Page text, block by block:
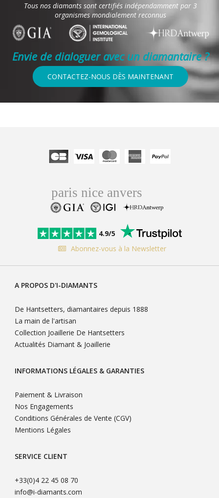
Tous nos diamants sont certifiés indépendamment par 3
organismes mondialement reconnus
Envie de dialoguer avec un diamantaire ?
CONTACTEZ-NOUS DÈS MAINTENANT
4.9/5
Abonnez-vous à la Newsletter
A PROPOS D'I-DIAMANTS
De Hantsetters, diamantaires depuis 1888
La main de l'artisan
Collection Joaillerie De Hantsetters
Actualités Diamant & Joaillerie
INFORMATIONS LÉGALES & GARANTIES
Paiement & Livraison
Nos Engagements
Conditions Générales de Vente (CGV)
Mentions Légales
SERVICE CLIENT
+33(0)4 22 45 08 70
info@i-diamants.com